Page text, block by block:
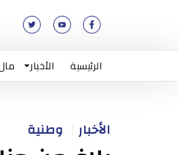
الرئيسية الأخبار
الأخبار وطنية